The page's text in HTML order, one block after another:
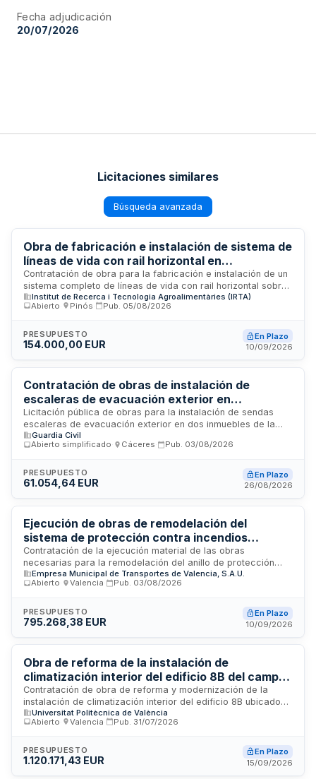
Fecha adjudicación
20/07/2026
Licitaciones similares
Búsqueda avanzada
Obra de fabricación e instalación de sistema de
líneas de vida con rail horizontal en
invernadero multi-túnel del Instituto de
Recerca i Tecnologia Agroalimentàries de
Torre Marímón
Contratación de obra para la fabricación e instalación de un
sistema completo de líneas de vida con rail horizontal sobre
la estructura existente del invernadero multi-túnel ubicado en
las instalaciones del IRTA de Torre Marímón. Los trabajos
todos los componentes del sistema de protección
anticaídas, incluyendo los elementos de fijación necesarios
tramita mediante procedimiento abierto sujeto a la
legislación de contratación pública.
Institut de Recerca i Tecnologia Agroalimentàries (IRTA)
Abierto
Pinós Pub. 05/08/2026
PRESUPUESTO
154.000,00 EUR
En Plazo
10/09/2026
Contratación de obras de instalación de
escaleras de evacuación exterior en
residencias de la Guardia Civil de Cáceres
Licitación pública de obras para la instalación de sendas
escaleras de evacuación exterior en dos inmuebles de la
Comandancia de la Guardia Civil de Cáceres: la Residencia
de Estudiantes y la Residencia de Unidad. El proyecto se
establecidas en la memoria valorada, con un plazo de
ejecución de tres meses desde la adjudicación del contrato.
Guardia Civil
Abierto simplificado
Cáceres Pub. 03/08/2026
PRESUPUESTO
61.054,64 EUR
En Plazo
26/08/2026
Ejecución de obras de remodelación del
sistema de protección contra incendios
exterior del Depósito de San Isidro de la
Empresa Municipal de Transportes de Valencia
Contratación de la ejecución material de las obras
necesarias para la remodelación del anillo de protección
contra incendios exterior en el Depósito de San Isidro de la
Empresa Municipal de Transportes de Valencia. Incluye la
gestión de residuos, instalación del sistema de alarma y
mantenimiento preventivo y correctivo de las instalaciones
conforme al proyecto de ejecución redactado y se
realizarán en el depósito ubicado en Valencia.
Empresa Municipal de Transportes de Valencia, S.A.U.
Abierto
Valencia Pub. 03/08/2026
PRESUPUESTO
795.268,38 EUR
En Plazo
10/09/2026
Obra de reforma de la instalación de
climatización interior del edificio 8B del campus
de Vera de la Universitat Politècnica de
València
Contratación de obra de reforma y modernización de la
instalación de climatización interior del edificio 8B ubicado
en el campus de Vera de la Universitat Politècnica de
València. Los trabajos incluyen el desmontaje progresivo de
las zonas objeto de actuación, e instalación de nuevos
sistemas de refrigeración y calefacción. El proyecto
Universitat Politècnica de València
Abierto
Valencia Pub. 31/07/2026
PRESUPUESTO
1.120.171,43 EUR
En Plazo
15/09/2026